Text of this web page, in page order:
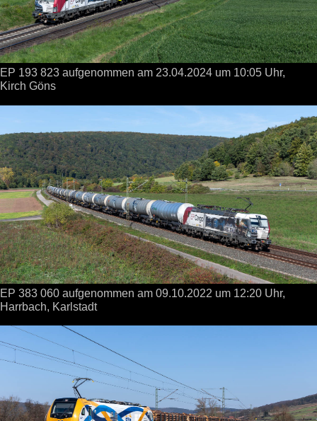
EP 193 823 aufgenommen am 23.04.2024 um 10:05 Uhr,
Kirch Göns
EP 383 060 aufgenommen am 09.10.2022 um 12:20 Uhr,
Harrbach, Karlstadt